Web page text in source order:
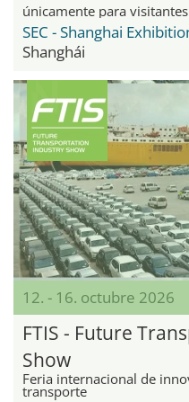
únicamente para
SEC - Shanghai
Shanghái
12. - 16. octubre 2026
FTIS - Future
Show
Feria internacional de
transporte